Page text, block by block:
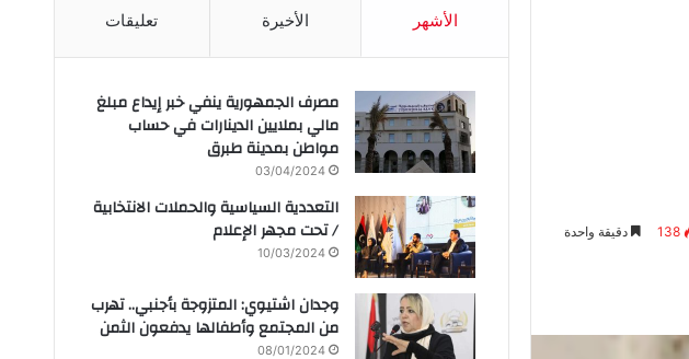
138 دقيقة واحدة
الأشهر الأخيرة تعليقات
مصرف الجمهورية ينفي خبر إيداع مبلغ
مالي بملايين الدينارات في حساب
مواطن بمدينة طبرق
03/04/2024
التعددية السياسية والحملات الانتخابية
/ تحت مجهر الإعلام
10/03/2024
وجدان اشتيوي: المتزوجة بأجنبي.. تهرب
من المجتمع وأطفالها يدفعون الثمن
08/01/2024